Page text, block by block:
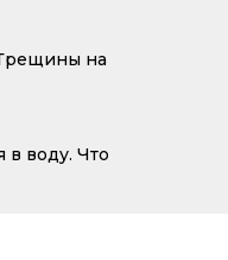
на
в воду. Что